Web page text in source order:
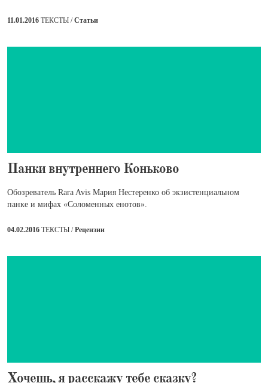
11.01.2016 ТЕКСТЫ /Статьи
​Панки внутреннего Коньково
Обозреватель Rara Avis Мария Нестеренко об экзистенциальном
панке и мифах «Соломенных енотов».
04.02.2016 ТЕКСТЫ /Рецензии
​Хочешь, я расскажу тебе сказку?